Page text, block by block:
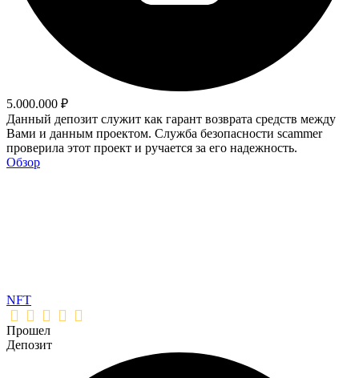
5.000.000 ₽
Данный депозит служит как гарант возврата средств между
Вами и данным проектом. Служба безопасности scammer
проверила этот проект и ручается за его надежность.
Обзор
NFT
Прошел
Депозит